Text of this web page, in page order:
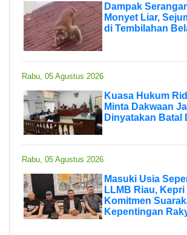
Dampak
Monyet Liar,
di Tembilahan
Rabu, 05 Agustus 2026
Kuasa Hukum
Minta Dakwaan
Dinyatakan Batal
Rabu, 05 Agustus 2026
Masuki Usia
LLMB Riau,
Komitmen
Kepentingan